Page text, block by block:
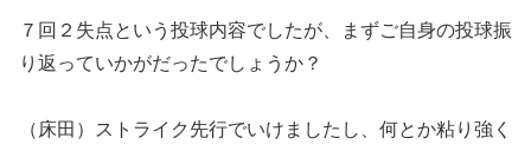
７回２失点という投球内容でしたが、まずご自身の投球振
り返っていかがだったでしょうか？
（床田）ストライク先行でいけましたし、何とか粘り強く